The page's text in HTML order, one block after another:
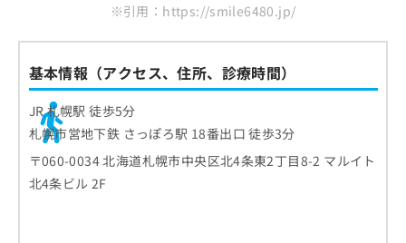
※引用：https://smile6480.jp/
基本情報（アクセス、住所、診療時間）
JR 札幌駅 徒歩5分
札幌市営地下鉄 さっぽろ駅 18番出口 徒歩3分
〒060-0034 北海道札幌市中央区北4条東2丁目8-2 マルイト
北4条ビル 2F